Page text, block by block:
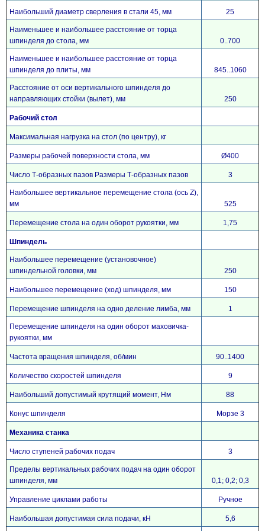
Контакты
Наибольший диаметр сверления в стали 45, мм 25
Наименьшее и наибольшее расстояние от торца
шпинделя до стола, мм
0..700
Наименьшее и наибольшее расстояние от торца
шпинделя до плиты, мм
845..1060
Расстояние от оси вертикального шпинделя до
направляющих стойки (вылет), мм
250
Рабочий стол
Максимальная нагрузка на стол (по центру), кг
Размеры рабочей поверхности стола, мм Ø400
Число Т-образных пазов Размеры Т-образных пазов 3
Наибольшее вертикальное перемещение стола (ось Z),
мм
525
Перемещение стола на один оборот рукоятки, мм 1,75
Шпиндель
Наибольшее перемещение (установочное)
шпиндельной головки, мм
250
Наибольшее перемещение (ход) шпинделя, мм 150
Перемещение шпинделя на одно деление лимба, мм 1
Перемещение шпинделя на один оборот маховичка-
рукоятки, мм
Частота вращения шпинделя, об/мин 90..1400
Количество скоростей шпинделя 9
Наибольший допустимый крутящий момент, Нм 88
Конус шпинделя Морзе 3
Механика станка
Число ступеней рабочих подач 3
Пределы вертикальных рабочих подач на один оборот
шпинделя, мм
0,1; 0,2; 0,3
Управление циклами работы Ручное
Наибольшая допустимая сила подачи, кН 5,6